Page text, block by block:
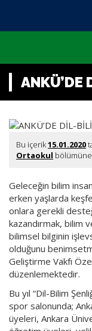
ANKÜ’DE
Bu içerik15.01.2020
Ortaokul
Geleceğin bilim
erken yaşlarda
onlara gerekli
kazandırmak, bilim
bilimsel bilginin
olduğunu
Geliştirme Vakfı
düzenlemektedir.
Bu yıl “Dil-Bilim
spor salonunda;
üyeleri, Ankara